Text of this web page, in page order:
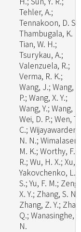
Tehler, A.;
Tennakoon, D. S.;
Thambugala, K.
Tian, W. H.;
Tsurykau, A.;
Valenzuela, R.;
Verma, R. K.;
Wang, J.; Wang,
P.; Wang, X. Y.;
Wang, Y.; Wang,
Wei, D. P.; Wen, T.
C.;
N. N.;
M. K.; Worthy, F.
R.; Wu, H. X.; Xu,
Yakovchenko, L.
S.; Yu, F. M.; Zeng,
X. Y.; Zhang, S. N.;
Zhang, Z. Y.;
Q.; Wanasinghe,
N.